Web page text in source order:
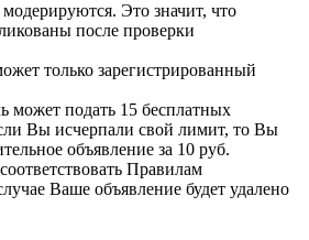
Это значит, что
после проверки
только зарегистрированный
может подать 15 бесплатных
Вы исчерпали свой лимит, то Вы
объявление за 10 руб.
Правилам
Ваше объявление будет удалено